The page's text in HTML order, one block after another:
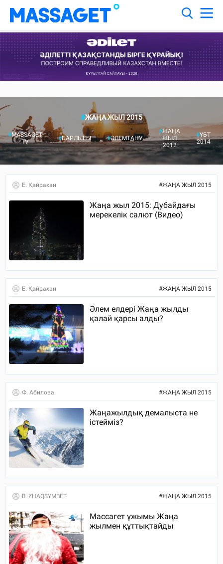
#ЖАҢА ЖЫЛ 2015
#MASSAGET
TV
#БАРЛЫҒЫ #ӘЛЕМТАНУ
#ЖАҢА
ЖЫЛ
2012
#ҰБТ
2014
Е. Қайрахан #ЖАҢА ЖЫЛ 2015
Жаңа жыл 2015: Дубайдағы
мерекелік салют (Видео)
Е. Қайрахан #ЖАҢА ЖЫЛ 2015
Әлем елдері Жаңа жылды
қалай қарсы алды?
Ф. Абилова #ЖАҢА ЖЫЛ 2015
Жаңажылдық демалыста не
істейміз?
B. ZHAQSYMBET #ЖАҢА ЖЫЛ 2015
Массагет ұжымы Жаңа
жылмен құттықтайды